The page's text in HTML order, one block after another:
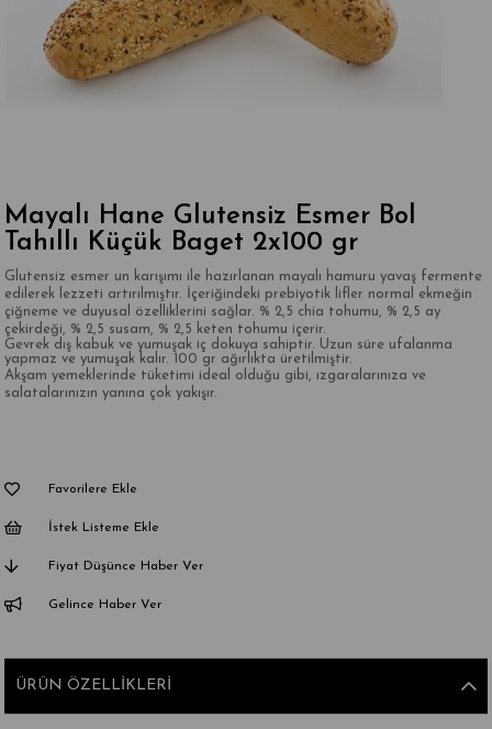
Mayalı Hane Glutensiz Esmer Bol
Tahıllı Küçük Baget 2x100 gr
Glutensiz esmer un karışımı ile hazırlanan mayalı hamuru yavaş fermente
edilerek lezzeti artırılmıştır. İçeriğindeki prebiyotik lifler normal ekmeğin
çiğneme ve duyusal özelliklerini sağlar. % 2,5 chia tohumu, % 2,5 ay
çekirdeği, % 2,5 susam, % 2,5 keten tohumu içerir.
Gevrek dış kabuk ve yumuşak iç dokuya sahiptir. Uzun süre ufalanma
yapmaz ve yumuşak kalır. 100 gr ağırlıkta üretilmiştir.
Akşam yemeklerinde tüketimi ideal olduğu gibi, ızgaralarınıza ve
salatalarınızın yanına çok yakışır.
Favorilere Ekle
İstek Listeme Ekle
Fiyat Düşünce Haber Ver
Gelince Haber Ver
ÜRÜN ÖZELLIKLERI